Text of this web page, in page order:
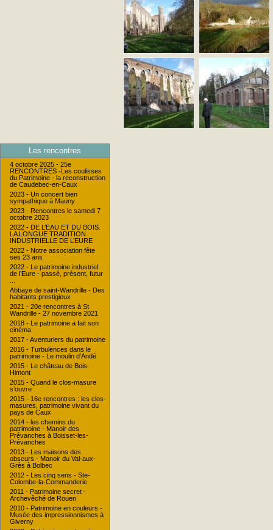
Les rencontres
4 octobre 2025 - 25e
RENCONTRES -Les coulisses
du Patrimoine - la reconstruction
de Caudebec-en-Caux
2023 - Un concert bien
sympathique à Mauny
2023 - Rencontres le samedi 7
octobre 2023
2022 - DE L’EAU ET DU BOIS.
LA LONGUE TRADITION
INDUSTRIELLE DE L’EURE
2022 - Notre association fête
ses 23 ans
2022 - Le patrimoine industriel
de l’Eure - passé, présent, futur
Abbaye de saint-Wandrille - Des
habitants prestigieux
2021 - 20e rencontres à St
Wandrille - 27 novembre 2021
2018 - Le patrimoine a fait son
cinéma
2017 - Aventuriers du patrimoine
2016 - Turbulences dans le
patrimoine - Le moulin d’Andé
2015 - Le château de Bois-
Himont
2015 - Quand le clos-masure
s’ouvre
2015 - 16e rencontres : les clos-
masures, patrimoine vivant du
pays de Caux
2014 - les chemins du
patrimoine - Manoir des
Prévanches à Boisset-les-
Prévanches
2013 - Les maisons des
obscurs - Manoir du Val-aux-
Grès à Bolbec
2012 - Les cinq sens - Ste-
Colombe-la-Commanderie
2011 - Patrimoine secret -
Archevêché de Rouen
2010 - Patrimoine en couleurs -
Musée des impressionnismes à
Giverny